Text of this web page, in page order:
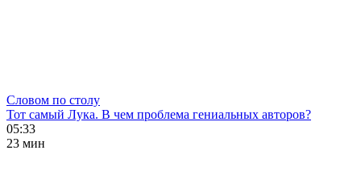
Словом по столу
Тот самый Лука. В чем проблема гениальных авторов?
05:33
23 мин